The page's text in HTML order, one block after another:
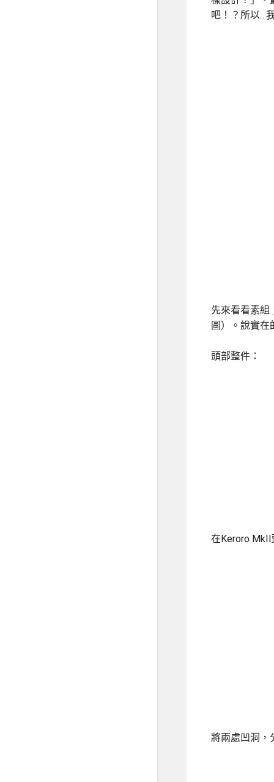
吧！？所以…
先來看看素組
圖）。說實在
頭部整件：
在Keroro MkII
將兩處凹洞，